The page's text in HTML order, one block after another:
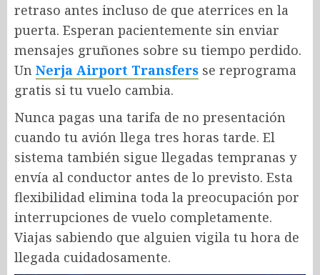
retraso antes incluso de que aterrices en la
puerta. Esperan pacientemente sin enviar
mensajes gruñones sobre su tiempo perdido.
Un Nerja Airport Transfers se reprograma
gratis si tu vuelo cambia.
Nunca pagas una tarifa de no presentación
cuando tu avión llega tres horas tarde. El
sistema también sigue llegadas tempranas y
envía al conductor antes de lo previsto. Esta
flexibilidad elimina toda la preocupación por
interrupciones de vuelo completamente.
Viajas sabiendo que alguien vigila tu hora de
llegada cuidadosamente.